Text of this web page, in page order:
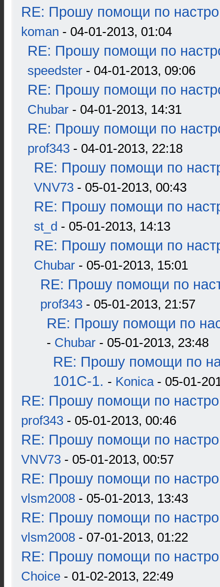
RE: Прошу помощи по
koman - 04-01-2013, 01:04
RE: Прошу помощи по
speedster - 04-01-2013, 09:06
RE: Прошу помощи по
Chubar - 04-01-2013, 14:31
RE: Прошу помощи по
prof343 - 04-01-2013, 22:18
RE: Прошу помощи по
VNV73 - 05-01-2013, 00:43
RE: Прошу помощи по
st_d - 05-01-2013, 14:13
RE: Прошу помощи по
Chubar - 05-01-2013, 15:01
RE: Прошу помощи по
prof343 - 05-01-2013, 21:57
RE: Прошу помощи по
- Chubar - 05-01-2013, 23:48
RE: Прошу помощи по
101С-1. - Konica- 05-01-
RE: Прошу помощи по
prof343 - 05-01-2013, 00:46
RE: Прошу помощи по
VNV73 - 05-01-2013, 00:57
RE: Прошу помощи по
vlsm2008 - 05-01-2013, 13:43
RE: Прошу помощи по
vlsm2008 - 07-01-2013, 01:22
RE: Прошу помощи по
Choice - 01-02-2013, 22:49